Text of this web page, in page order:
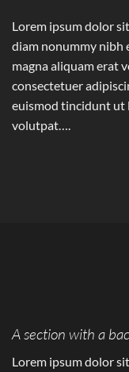
Lorem ipsum dolor
diam nonummy
magna aliquam erat
consectetuer
euismod tincidunt ut
volutpat….
A section with a
Lorem ipsum dolor